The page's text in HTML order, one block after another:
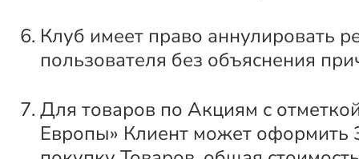
Клуб имеет право аннулировать
пользователя без объяснения
Для товаров по Акциям с
Европы» Клиент может оформить